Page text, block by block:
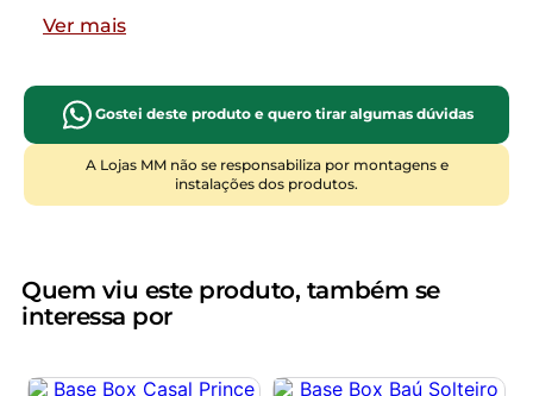
qualidade e acabamento impecável, o revestimento
e apoio, calçadeira ou recamier. É a composição
perfeita para os amantes da elegância! Você merece o
melhor, garanta já a sua!!
Dimensões da Cabeceira (L x A x P)
Características da Cabeceira:
Estrutura em madeira de eucalipto.
Revestimento em tecido Bouclê na cor Cinza
Acompanha suporte frame para fixação.
Ver mais
Gostei deste produto e quero tirar algumas dúvidas
A Lojas MM não se responsabiliza por montagens e
instalações dos produtos.
Quem viu este produto, também se
interessa por